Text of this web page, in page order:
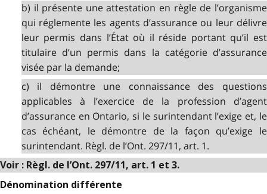
b) il présente une attestation en règle de l’organisme
qui réglemente les agents d’assurance ou leur délivre
leur permis dans l’État où il réside portant qu’il est
titulaire d’un permis dans la catégorie d’assurance
visée par la demande;
c) il démontre une connaissance des questions
applicables à l’exercice de la profession d’agent
d’assurance en Ontario, si le surintendant l’exige et, le
cas échéant, le démontre de la façon qu’exige le
surintendant. Règl. de l’Ont. 297/11, art. 1.
Voir : Règl. de l’Ont. 297/11, art. 1 et 3.
Dénomination différente